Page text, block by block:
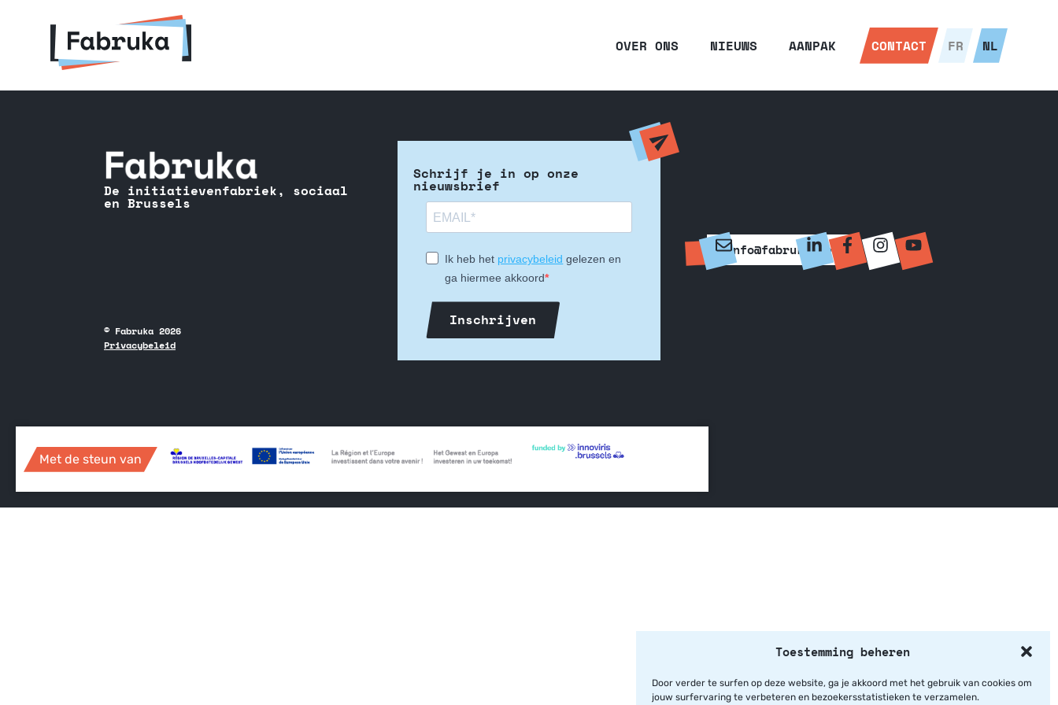
Toestemming beheren
Door verder te surfen op deze website, ga je akkoord met het gebruik van cookies om
jouw surfervaring te verbeteren en bezoekersstatistieken te verzamelen.
OVER ONS NIEUWS AANPAK CONTACT FR NL
De initiatievenfabriek, sociaal
en Brussels
© Fabruka 2026
Privacybeleid
Schrijf je in op onze
nieuwsbrief
Ik heb het privacybeleid gelezen en
ga hiermee akkoord
Inschrijven
info@fabruka.be
Met de steun van